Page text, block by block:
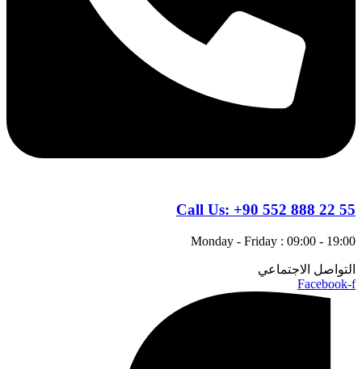
Call Us: +90 552 888 22 55
Monday - Friday : 09:00 - 19:00
التواصل الاجتماعي
Facebook-f